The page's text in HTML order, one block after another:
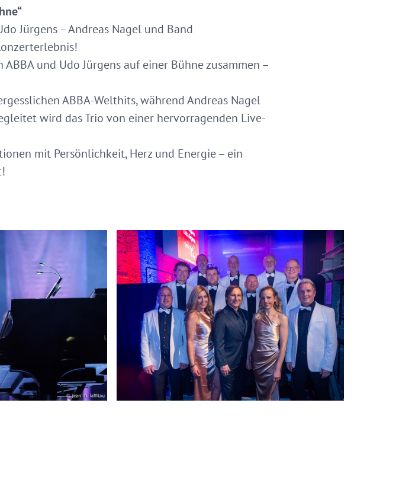
Jürgens – Andreas Nagel und Band
und Udo Jürgens auf einer Bühne zusammen –
ABBA-Welthits, während Andreas Nagel
wird das Trio von einer hervorragenden Live-
mit Persönlichkeit, Herz und Energie – ein